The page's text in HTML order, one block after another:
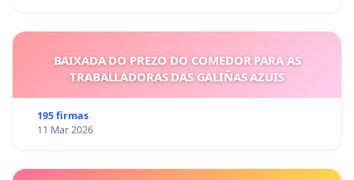
BAIXADA DO PREZO DO COMEDOR PARA AS
TRABALLADORAS DAS GALIÑAS AZUIS
195 firmas
11 Mar 2026